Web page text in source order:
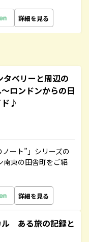
詳細を見る
ベリーと周辺の
ロンドンからの日
ド♪
ート”」シリーズの
南東の田舎町をご紹
詳細を見る
ル ある旅の記録と